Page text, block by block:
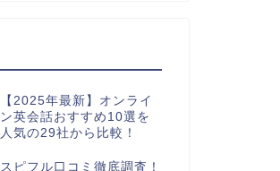
【2025年最新】オンライ
ン英会話おすすめ10選を
人気の29社から比較！
スピフル口コミ徹底調査！